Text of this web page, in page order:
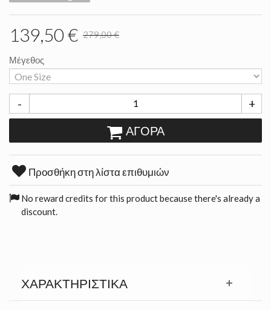
139,50 € 279,00 €
Μέγεθος
- +
ΑΓΟΡΆ
Προσθήκη στη λίστα επιθυμιών
No reward credits for this product because there's already a
discount.
ΧΑΡΑΚΤΗΡΙΣΤΙΚΆ